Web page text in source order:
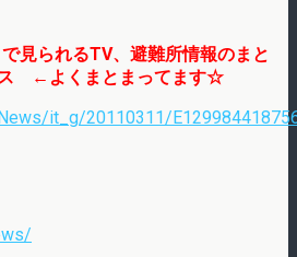
見られるTV、避難所情報のまと
←よくまとまってます☆
it_g/20110311/